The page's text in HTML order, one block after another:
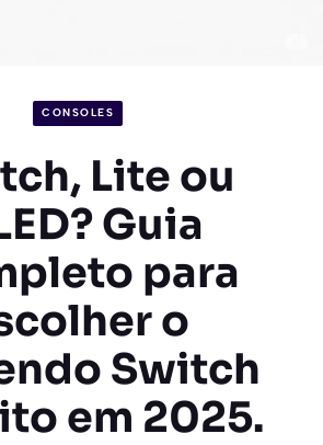
CONSOLES
Lite ou
Guia
para
o
Switch
em 2025.